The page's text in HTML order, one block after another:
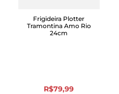
Frigideira Plotter
Tramontina Amo Rio
24cm
R$79,99